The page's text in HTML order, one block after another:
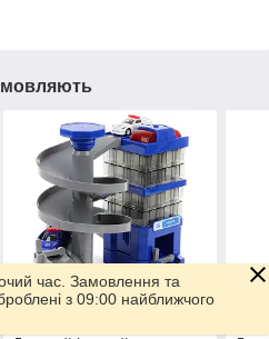
час. Замовлення та
з 09:00 найближчого